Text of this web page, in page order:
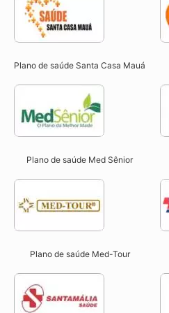
Plano de saúde Santa Casa Mauá
Plano de saúde Med Sênior
Plano de saúde Med-Tour